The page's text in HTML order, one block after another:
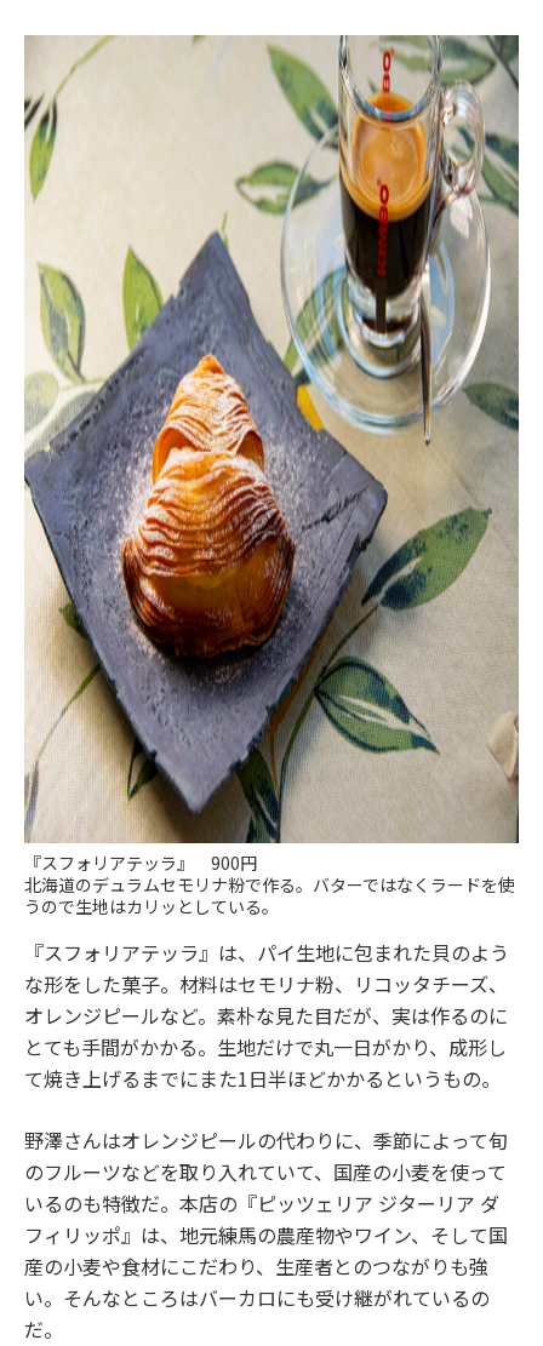
『スフォリアテッラ』 900円
北海道のデュラムセモリナ粉で作る。バターではなくラードを使
うので生地はカリッとしている。
『スフォリアテッラ』は、パイ生地に包まれた貝のよう
な形をした菓子。材料はセモリナ粉、リコッタチーズ、
オレンジピールなど。素朴な見た目だが、実は作るのに
とても手間がかかる。生地だけで丸一日がかり、成形し
て焼き上げるまでにまた1日半ほどかかるというもの。
野澤さんはオレンジピールの代わりに、季節によって旬
のフルーツなどを取り入れていて、国産の小麦を使って
いるのも特徴だ。本店の『ピッツェリア ジターリア ダ
フィリッポ』は、地元練馬の農産物やワイン、そして国
産の小麦や食材にこだわり、生産者とのつながりも強
い。そんなところはバーカロにも受け継がれているの
だ。